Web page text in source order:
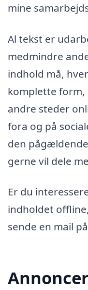
mine
Al tekst er
medmindre
indhold må,
komplette form,
andre steder
fora og på
den
gerne vil dele
Er du
indholdet
sende en mail